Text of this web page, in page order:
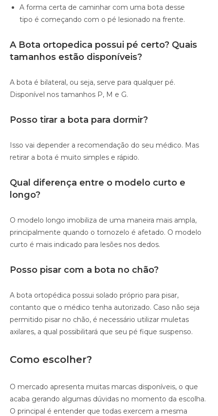
A forma certa de caminhar com uma bota desse
tipo é começando com o pé lesionado na frente.
A Bota ortopedica possui pé certo? Quais
tamanhos estão disponíveis?
A bota é bilateral, ou seja, serve para qualquer pé.
Disponível nos tamanhos P, M e G.
Posso tirar a bota para dormir?
Isso vai depender a recomendação do seu médico. Mas
retirar a bota é muito simples e rápido.
Qual diferença entre o modelo curto e
longo?
O modelo longo imobiliza de uma maneira mais ampla,
principalmente quando o tornozelo é afetado. O modelo
curto é mais indicado para lesões nos dedos.
Posso pisar com a bota no chão?
A bota ortopédica possui solado próprio para pisar,
contanto que o médico tenha autorizado. Caso não seja
permitido pisar no chão, é necessário utilizar muletas
axilares, a qual possibilitará que seu pé fique suspenso.
Como escolher?
O mercado apresenta muitas marcas disponíveis, o que
acaba gerando algumas dúvidas no momento da escolha.
O principal é entender que todas exercem a mesma